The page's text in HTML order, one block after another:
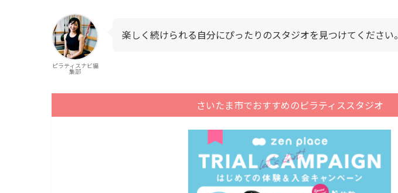
ピラティスナビ編
集部
楽しく続けられる自分にぴったりのスタジオを見つけてください。
さいたま市でおすすめのピラティススタジオ